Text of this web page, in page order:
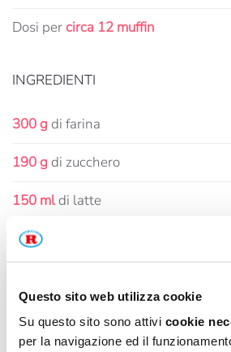
Questo sito web utilizza cookie
Su questo sito sono attivi cookie
per la navigazione ed il
Dosi per circa 12 muffin
INGREDIENTI
300 g di farina
190 g di zucchero
150 mldi latte
100 g
M 1/2 bustina di lievito per dolci